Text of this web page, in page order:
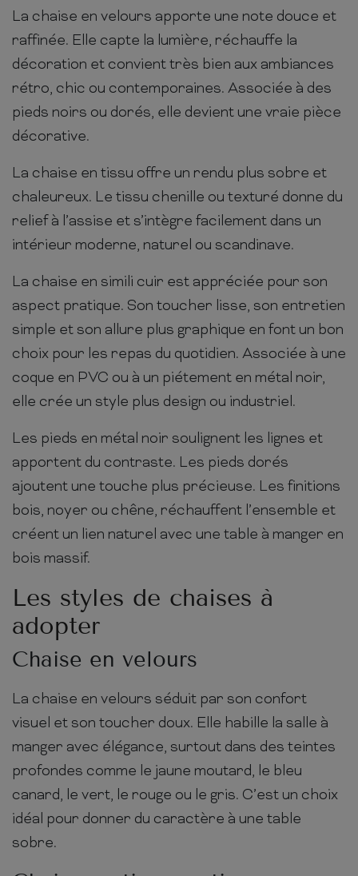
La chaise en velours apporte une note douce et
raffinée. Elle capte la lumière, réchauffe la
décoration et convient très bien aux ambiances
rétro, chic ou contemporaines. Associée à des
pieds noirs ou dorés, elle devient une vraie pièce
décorative.
La chaise en tissu offre un rendu plus sobre et
chaleureux. Le tissu chenille ou texturé donne du
relief à l’assise et s’intègre facilement dans un
intérieur moderne, naturel ou scandinave.
La chaise en simili cuir est appréciée pour son
aspect pratique. Son toucher lisse, son entretien
simple et son allure plus graphique en font un bon
choix pour les repas du quotidien. Associée à une
coque en PVC ou à un piétement en métal noir,
elle crée un style plus design ou industriel.
Les pieds en métal noir soulignent les lignes et
apportent du contraste. Les pieds dorés
ajoutent une touche plus précieuse. Les finitions
bois, noyer ou chêne, réchauffent l’ensemble et
créent un lien naturel avec une table à manger en
bois massif.
Les styles de chaises à
adopter
Chaise en velours
La chaise en velours séduit par son confort
visuel et son toucher doux. Elle habille la salle à
manger avec élégance, surtout dans des teintes
profondes comme le jaune moutard, le bleu
canard, le vert, le rouge ou le gris. C’est un choix
idéal pour donner du caractère à une table
sobre.